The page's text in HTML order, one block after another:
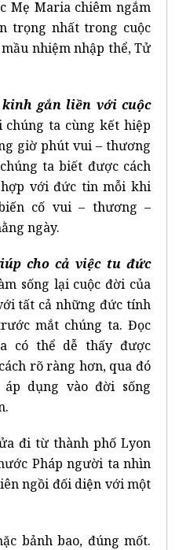
Mẹ Maria chiêm ngắm
trọng nhất trong cuộc
nhiệm nhập thể, Tử
gắn liền với cuộc
chúng ta cùng kết hiệp
giờ phút vui – thương
ta biết được cách
với đức tin mỗi khi
cố vui – thương –
ngày.
cho cả việc tu đức
sống lại cuộc đời của
tất cả những đức tính
mắt chúng ta. Đọc
có thể dễ thấy được
rõ ràng hơn, qua đó
dụng vào đời sống
đi từ thành phố Lyon
Pháp người ta nhìn
ngồi đối diện với một
bảnh bao, đúng mốt.